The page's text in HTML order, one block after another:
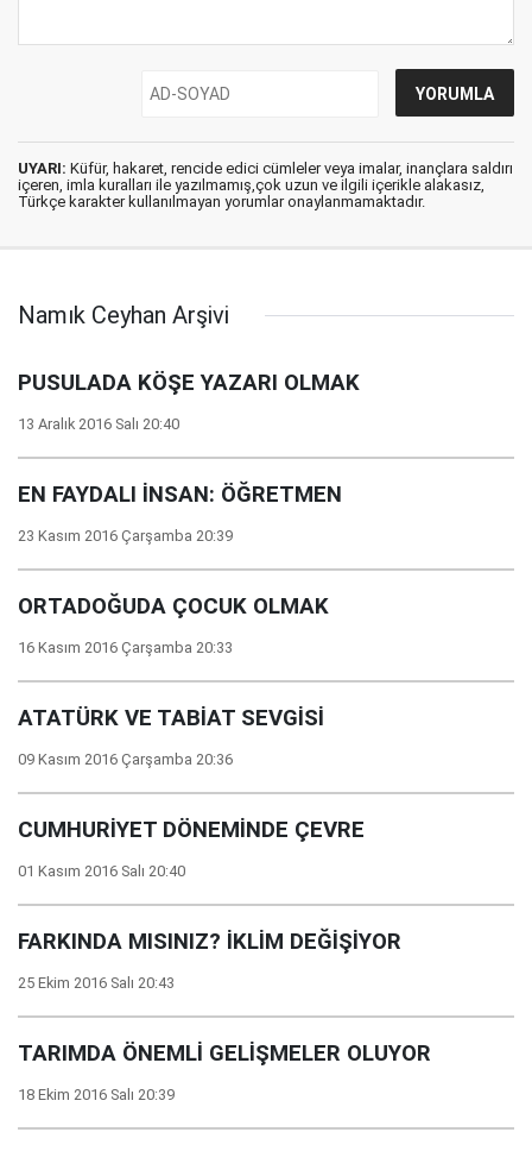
UYARI: Küfür, hakaret, rencide edici cümleler veya imalar, inançlara saldırı
içeren, imla kuralları ile yazılmamış,çok uzun ve ilgili içerikle alakasız,
Türkçe karakter kullanılmayan yorumlar onaylanmamaktadır.
Namık Ceyhan Arşivi
PUSULADA KÖŞE YAZARI OLMAK
13 Aralık 2016 Salı 20:40
EN FAYDALI İNSAN: ÖĞRETMEN
23 Kasım 2016 Çarşamba 20:39
ORTADOĞUDA ÇOCUK OLMAK
16 Kasım 2016 Çarşamba 20:33
ATATÜRK VE TABİAT SEVGİSİ
09 Kasım 2016 Çarşamba 20:36
CUMHURİYET DÖNEMİNDE ÇEVRE
01 Kasım 2016 Salı 20:40
FARKINDA MISINIZ? İKLİM DEĞİŞİYOR
25 Ekim 2016 Salı 20:43
TARIMDA ÖNEMLİ GELİŞMELER OLUYOR
18 Ekim 2016 Salı 20:39